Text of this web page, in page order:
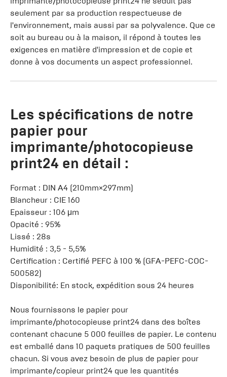
seulement par sa production respectueuse de
l'environnement, mais aussi par sa polyvalence. Que ce
soit au bureau ou à la maison, il répond à toutes les
exigences en matière d'impression et de copie et
donne à vos documents un aspect professionnel.
Les spécifications de notre
papier pour
imprimante/photocopieuse
print24 en détail :
Format : DIN A4 (210mm×297mm)
Blancheur : CIE 160
Epaisseur : 106 μm
Opacité : 95%
Lissé : 28s
Humidité : 3,5 - 5,5%
Certification : Certifié PEFC à 100 % (GFA-PEFC-COC-
500582)
Disponibilité: En stock, expédition sous 24 heures
Nous fournissons le papier pour
imprimante/photocopieuse print24 dans des boîtes
contenant chacune 5 000 feuilles de papier. Le contenu
est emballé dans 10 paquets pratiques de 500 feuilles
chacun. Si vous avez besoin de plus de papier pour
imprimante/copieur print24 que les quantités